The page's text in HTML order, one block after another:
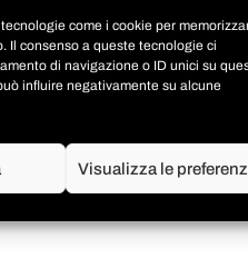
come i cookie per
Il consenso a queste tecnologie ci
di navigazione o ID unici su
influire negativamente su alcune
Visualizza le